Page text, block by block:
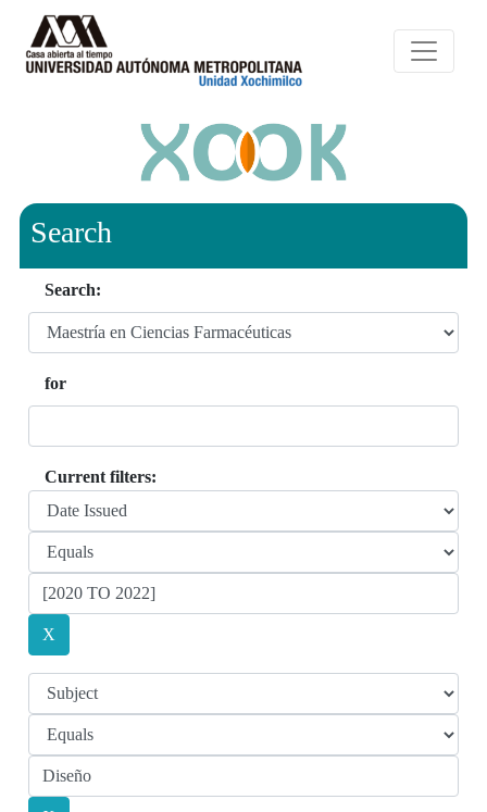
Search
Search:
for
Current filters: